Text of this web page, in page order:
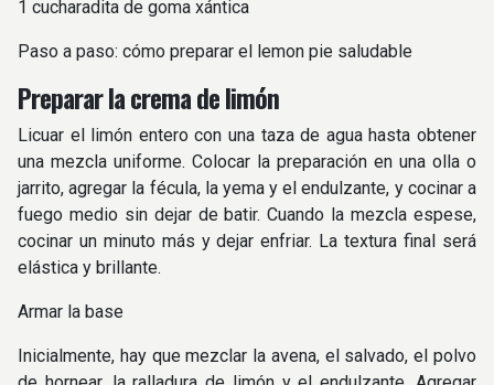
1 cucharadita de goma xántica
Paso a paso: cómo preparar el lemon pie saludable
Preparar la crema de limón
Licuar el limón entero con una taza de agua hasta obtener
una mezcla uniforme. Colocar la preparación en una olla o
jarrito, agregar la fécula, la yema y el endulzante, y cocinar a
fuego medio sin dejar de batir. Cuando la mezcla espese,
cocinar un minuto más y dejar enfriar. La textura final será
elástica y brillante.
Armar la base
Inicialmente, hay que mezclar la avena, el salvado, el polvo